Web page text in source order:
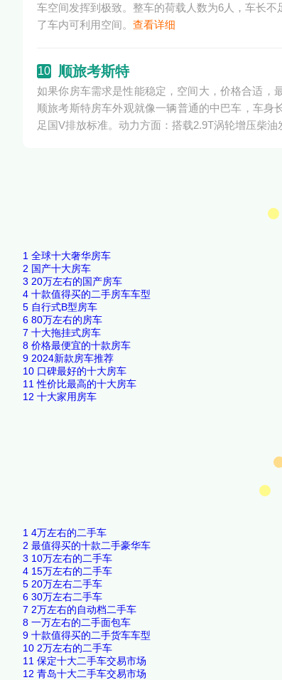
车空间发挥到极致。整车的荷载人数为6人，车长
了车内可利用空间。 查看详细
10 顺旅考斯特
如果你房车需求是性能稳定，空间大，价格合适，
顺旅考斯特房车外观就像一辆普通的中巴车，车
足国V排放标准。动力方面：搭载2.9T涡轮增压柴
1 全球十大奢华房车
2 国产十大房车
3 20万左右的国产房车
4 十款值得买的二手房车车型
5 自行式B型房车
6 80万左右的房车
7 十大拖挂式房车
8 价格最便宜的十款房车
9 2024新款房车推荐
10 口碑最好的十大房车
11 性价比最高的十大房车
12 十大家用房车
1 4万左右的二手车
2 最值得买的十款二手豪华车
3 10万左右的二手车
4 15万左右的二手车
5 20万左右二手车
6 30万左右二手车
7 2万左右的自动档二手车
8 一万左右的二手面包车
9 十款值得买的二手货车车型
10 2万左右的二手车
11 保定十大二手车交易市场
12 青岛十大二手车交易市场